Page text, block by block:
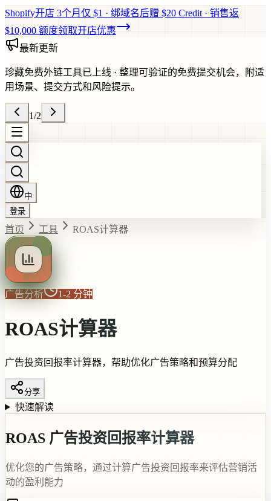
Shopify开店 3个月仅 $1 · 绑域名后赠 $20 Credit · 销售返
$10,000 额度领取开店优惠
最新更新
珍藏免费外链工具已上线 · 整理可验证的免费提交机会，附适
用场景、提交方式和风险提示。
1/2
中
登录
首页 工具 ROAS计算器
广告分析 1-2 分钟
ROAS计算器
广告投资回报率计算器，帮助优化广告策略和预算分配
分享
快速解读
ROAS 广告投资回报率计算器
优化您的广告策略，通过计算广告投资回报率来评估营销活
动的盈利能力